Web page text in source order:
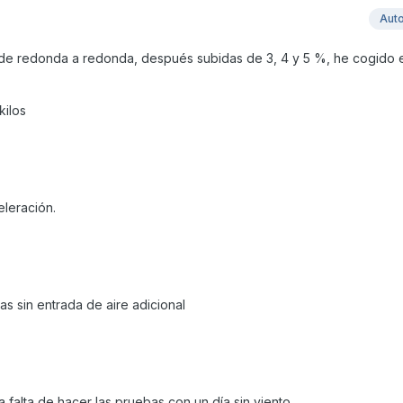
redonda a redonda, después subidas de 3, 4 y 5 %, he cogido
sin entrada de aire adicional